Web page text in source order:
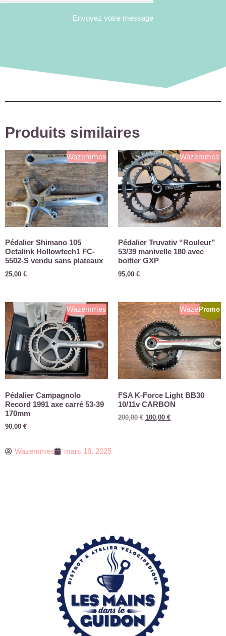
Envoyez votre message
Produits similaires
Wazemmes
Pédalier Shimano 105
Octalink Hollowtech1 FC-
5502-S vendu sans plateaux
25,00 €
Wazemmes
Pédalier Truvativ “Rouleur”
53/39 manivelle 180 avec
boitier GXP
95,00 €
Wazemmes
Pédalier Campagnolo
Record 1991 axe carré 53-39
170mm
90,00 €
Wazemmes
Promo !
FSA K-Force Light BB30
10/11v CARBON
200,00€ 100,00 €
Wazemmes mars 18, 2025